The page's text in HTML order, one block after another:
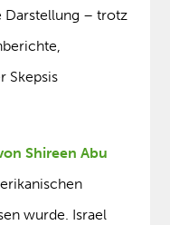
Darstellung – trotz
Skepsis
Shireen Abu
wurde. Israel